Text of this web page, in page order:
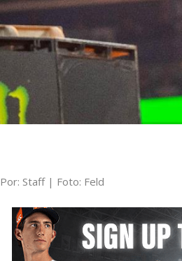
Por: Staff | Foto: Feld